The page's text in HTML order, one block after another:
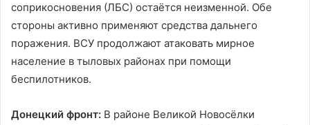
соприкосновения (ЛБС) остаётся неизменной. Обе
стороны активно применяют средства дальнего
поражения. ВСУ продолжают атаковать мирное
население в тыловых районах при помощи
беспилотников.
Донецкий фронт: В районе Великой Новосёлки